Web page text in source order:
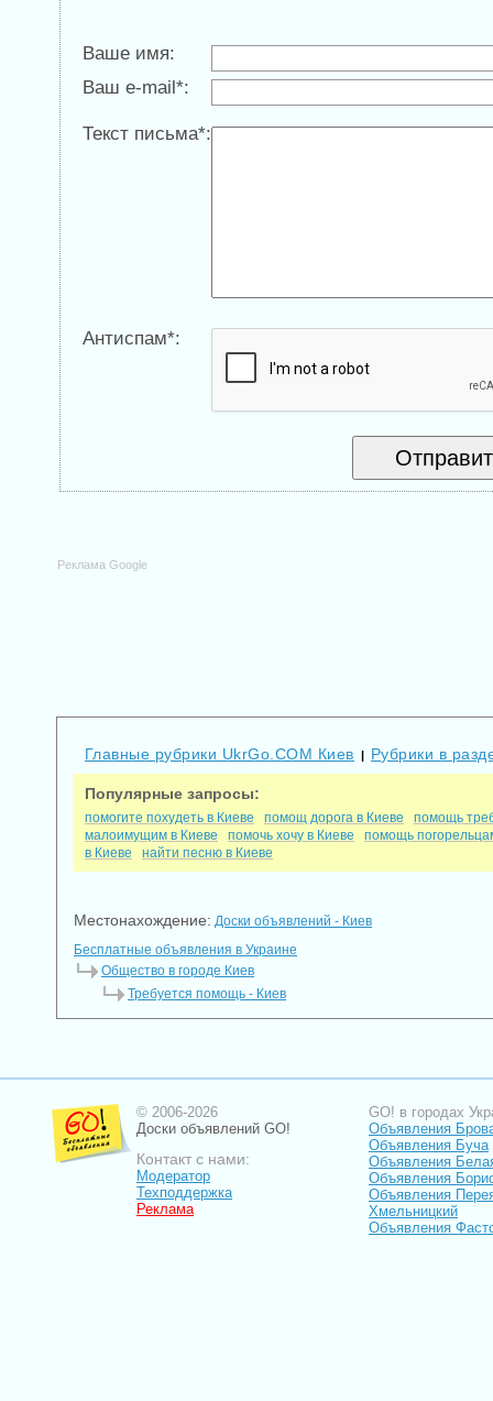
Ваше имя:
Ваш e-mail*:
Текст письма*:
Антиспам*:
Реклама Google
Главные рубрики UkrGo.COM Киев Рубрики в
Популярные запросы:
помогите похудеть в Киеве помощ дорога в Киеве
помощь
малоимущим в Киеве
помочь хочу в Киеве
помощь
в Киеве
найти песню в Киеве
Местонахождение: Доски объявлений - Киев
Бесплатные объявления в Украине
Общество в городе Киев
Требуется помощь - Киев
© 2006-2026
Доски объявлений GO!
Контакт с нами:
Модератор
Техподдержка
Реклама
GO! в городах
Объявления
Объявления Буча
Объявления
Объявления
Объявления
Хмельницкий
Объявления